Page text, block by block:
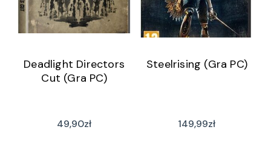
Deadlight Directors
Cut (Gra PC)
49,90zł
Steelrising (Gra PC)
149,99zł